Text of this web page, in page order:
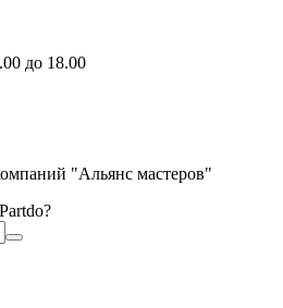
до 18.00
"Альянс мастеров"